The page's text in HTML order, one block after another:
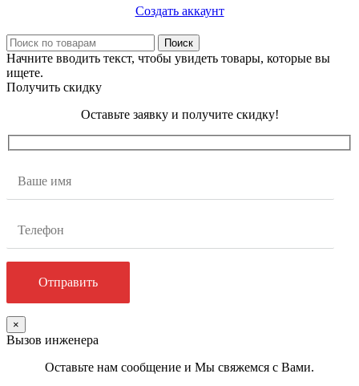
Создать аккаунт
Поиск
Начните вводить текст, чтобы увидеть товары, которые вы
ищете.
Получить скидку
Оставьте заявку и получите скидку!
×
Вызов инженера
Оставьте нам сообщение и Мы свяжемся с Вами.